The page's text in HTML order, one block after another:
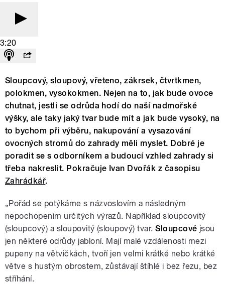
3:20
Sloupcový, sloupový, vřeteno, zákrsek, čtvrtkmen,
polokmen, vysokokmen. Nejen na to, jak bude ovoce
chutnat, jestli se odrůda hodí do naší nadmořské
výšky, ale taky jaký tvar bude mít a jak bude vysoký, na
to bychom při výběru, nakupování a vysazování
ovocných stromů do zahrady měli myslet. Dobré je
poradit se s odborníkem a budoucí vzhled zahrady si
třeba nakreslit. Pokračuje Ivan Dvořák z časopisu
Zahrádkář.
„Pořád se potýkáme s názvoslovím a následným
nepochopením určitých výrazů. Například sloupcovitý
(sloupcový) a sloupovitý (sloupový) tvar.Sloupcové jsou
jen některé odrůdy jabloní. Mají malé vzdálenosti mezi
pupeny na větvičkách, tvoří jen velmi krátké nebo krátké
větve s hustým obrostem, zůstávají štíhlé i bez řezu, bez
stříhání.